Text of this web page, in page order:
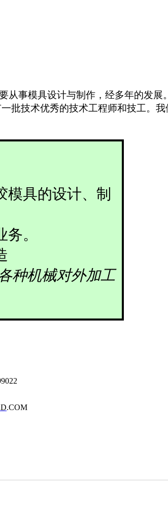
从事模具设计与制作，经多年的发
批技术优秀的技术工程师和技工。
模具的设计、制
。
种机械对外加工
.COM